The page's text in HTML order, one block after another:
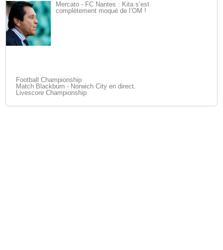
Mercato - FC Nantes : Kita s’est
complètement moqué de l’OM !
Football Championship
Match Blackburn - Norwich City en direct.
Livescore Championship